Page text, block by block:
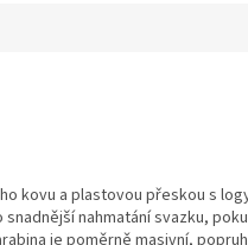
kovu a plastovou přeskou s
nahmatání svazku,
je poměrně masivní,